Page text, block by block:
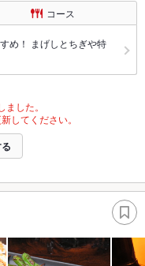
コース
め！ まげしとちぎや特
した。
してください。